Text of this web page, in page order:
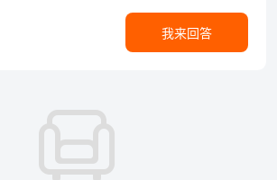
我来回答